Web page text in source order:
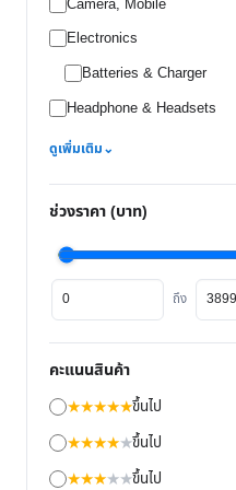
Electronics
Batteries & Charger
Headphone & Headsets
ดูเพิ่มเติม⌄
ช่วงราคา (บาท)
ราคา
ต่ำ
สุด
ถึง
ราคา
สูงสุด
คะแนนสินค้า
★★★★★ขึ้นไป
★★★★★ขึ้นไป
★★★★★ขึ้นไป